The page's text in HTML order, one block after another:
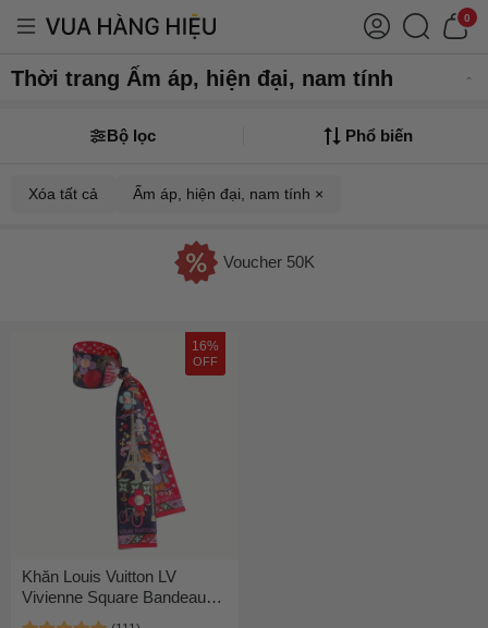
0
Thời trang Ấm áp, hiện đại, nam tính
Bộ lọc Phổ biến
Xóa tất cả Ấm áp, hiện đại, nam tính ×
Voucher 50K
16%
OFF
Khăn Louis Vuitton LV
Vivienne Square Bandeau
Scarf M77403 Màu Đỏ Xanh